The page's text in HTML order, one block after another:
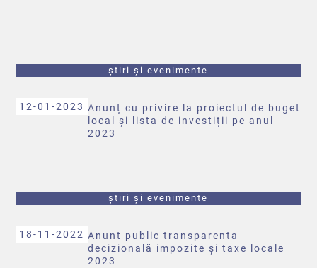
știri și evenimente
12-01-2023 Anunț cu privire la proiectul de buget
local și lista de investiții pe anul
2023
știri și evenimente
18-11-2022 Anunt public transparenta
decizională impozite și taxe locale
2023